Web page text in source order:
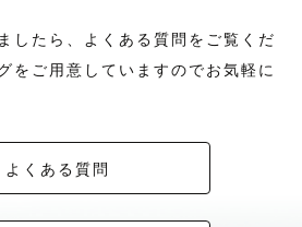
したら、よくある質問をご覧くだ
をご用意していますのでお気軽に
よくある質問